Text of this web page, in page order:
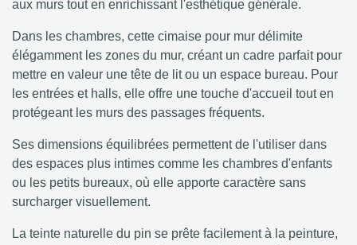
aux murs tout en enrichissant l'esthétique générale.
Dans les chambres, cette cimaise pour mur délimite
élégamment les zones du mur, créant un cadre parfait pour
mettre en valeur une tête de lit ou un espace bureau. Pour
les entrées et halls, elle offre une touche d'accueil tout en
protégeant les murs des passages fréquents.
Ses dimensions équilibrées permettent de l'utiliser dans
des espaces plus intimes comme les chambres d'enfants
ou les petits bureaux, où elle apporte caractère sans
surcharger visuellement.
La teinte naturelle du pin se prête facilement à la peinture,